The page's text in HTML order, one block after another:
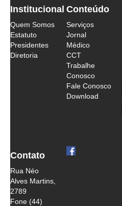
Institucional
Quem Somos
Estatuto
Presidentes
Diretoria
Conteúdo
Serviços
Jornal
Médico
CCT
Trabalhe
Conosco
Fale Conosco
Download
Contato
Rua Néo
Alves Martins,
2789
Fone (44)